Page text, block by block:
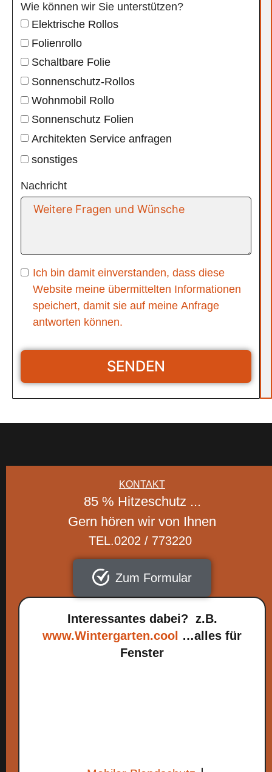
Wie können wir Sie unterstützen?
Elektrische Rollos
Folienrollo
Schaltbare Folie
Sonnenschutz-Rollos
Wohnmobil Rollo
Sonnenschutz Folien
Architekten Service anfragen
sonstiges
Nachricht
Ich bin damit einverstanden, dass diese
Website meine übermittelten Informationen
speichert, damit sie auf meine Anfrage
antworten können.
SENDEN
KONTAKT
85 % Hitzeschutz ...
Gern hören wir von Ihnen
TEL.0202 / 773220
Zum Formular
Interessantes dabei? z.B.
www.Wintergarten.cool
…alles für
Fenster